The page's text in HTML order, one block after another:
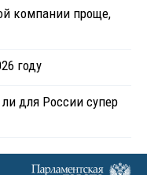
компании проще,
году
для России супер